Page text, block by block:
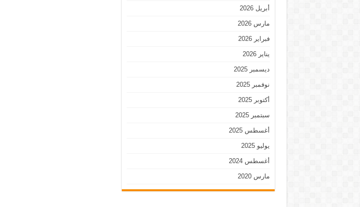
أبريل 2026
مارس 2026
فبراير 2026
يناير 2026
ديسمبر 2025
نوفمبر 2025
أكتوبر 2025
سبتمبر 2025
أغسطس 2025
يوليو 2025
أغسطس 2024
مارس 2020